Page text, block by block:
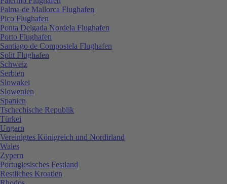
Palma de Mallorca Flughafen
Pico Flughafen
Ponta Delgada Nordela Flughafen
Porto Flughafen
Santiago de Compostela Flughafen
Split Flughafen
Schweiz
Serbien
Slowakei
Slowenien
Spanien
Tschechische Republik
Türkei
Ungarn
Vereinigtes Königreich und Nordirland
Wales
Zypern
Portugiesisches Festland
Restliches Kroatien